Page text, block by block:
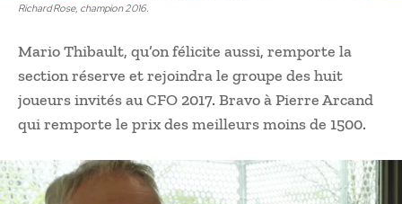
Richard Rose, champion 2016.
Mario Thibault, qu’on félicite aussi, remporte la
section réserve et rejoindra le groupe des huit
joueurs invités au CFO 2017. Bravo à Pierre Arcand
qui remporte le prix des meilleurs moins de 1500.